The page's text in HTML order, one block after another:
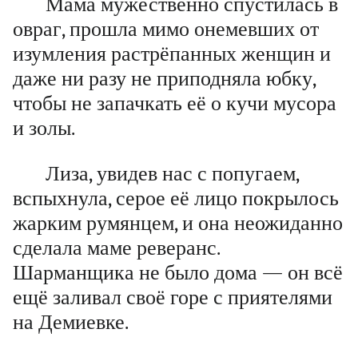
овраг, прошла мимо онемевших от
изумления растрёпанных женщин и
даже ни разу не приподняла юбку,
чтобы не запачкать её о кучи мусора
и золы.
Лиза, увидев нас с попугаем,
вспыхнула, серое её лицо покрылось
жарким румянцем, и она неожиданно
сделала маме реверанс.
Шарманщика не было дома — он всё
ещё заливал своё горе с приятелями
на Демиевке.